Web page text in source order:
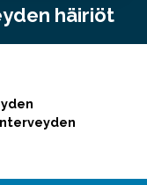
häiriöt